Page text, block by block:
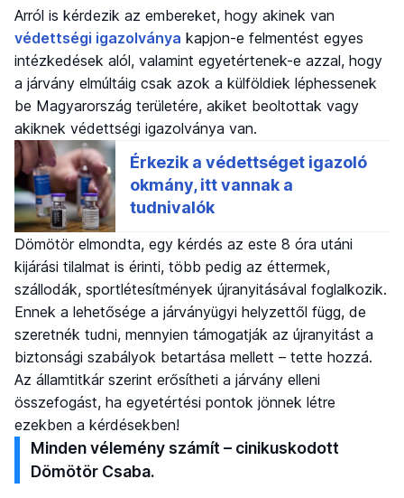
Arról is kérdezik az embereket, hogy akinek van
védettségi igazolványa kapjon-e felmentést egyes
intézkedések alól, valamint egyetértenek-e azzal, hogy
a járvány elmúltáig csak azok a külföldiek léphessenek
be Magyarország területére, akiket beoltottak vagy
akiknek védettségi igazolványa van.
Dömötör elmondta, egy kérdés az este 8 óra utáni
kijárási tilalmat is érinti, több pedig az éttermek,
szállodák, sportlétesítmények újranyitásával foglalkozik.
Ennek a lehetősége a járványügyi helyzettől függ, de
szeretnék tudni, mennyien támogatják az újranyitást a
biztonsági szabályok betartása mellett – tette hozzá.
Az államtitkár szerint erősítheti a járvány elleni
összefogást, ha egyetértési pontok jönnek létre
ezekben a kérdésekben!
Minden vélemény számít – cinikuskodott
Dömötör Csaba.